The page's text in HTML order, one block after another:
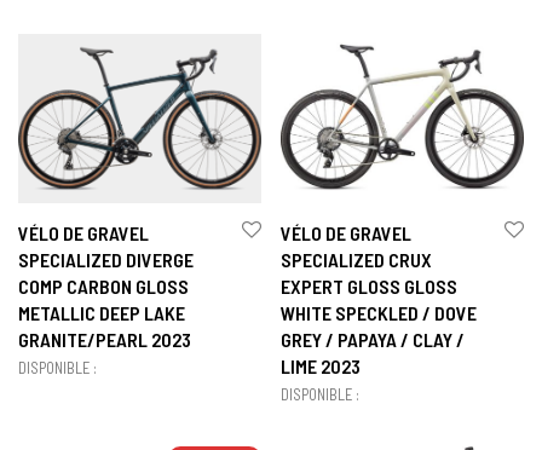
VÉLO DE GRAVEL
SPECIALIZED DIVERGE
COMP CARBON GLOSS
METALLIC DEEP LAKE
GRANITE/PEARL 2023
DISPONIBLE :
VÉLO DE GRAVEL
SPECIALIZED CRUX
EXPERT GLOSS GLOSS
WHITE SPECKLED / DOVE
GREY / PAPAYA / CLAY /
LIME 2023
DISPONIBLE :